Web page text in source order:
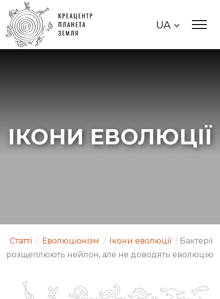
UA
ІКОНИ ЕВОЛЮЦІЇ
Статті / Еволюціонізм / Ікони еволюції / Бактерії
розщеплюють нейлон, але не доводять еволюцію